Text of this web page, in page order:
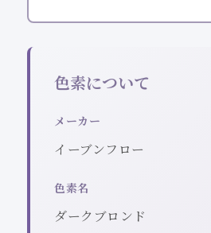
色素について
メーカー
イーブンフロー
色素名
ダークブロンド